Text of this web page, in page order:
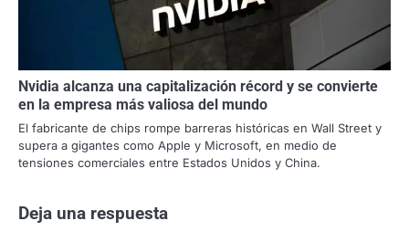
Nvidia alcanza una capitalización récord y se convierte
en la empresa más valiosa del mundo
El fabricante de chips rompe barreras históricas en Wall Street y
supera a gigantes como Apple y Microsoft, en medio de
tensiones comerciales entre Estados Unidos y China.
Deja una respuesta